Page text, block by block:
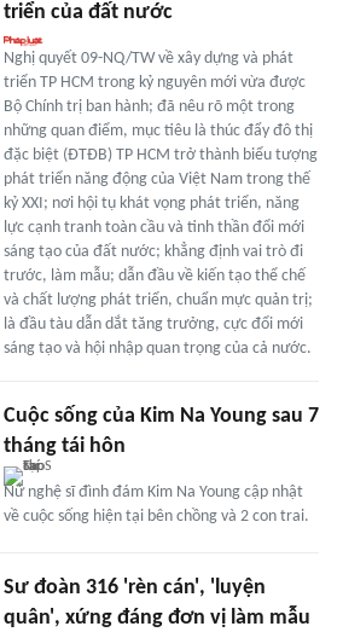
triển của đất nước
Nghị quyết 09-NQ/TW về xây dựng và phát
triển TP HCM trong kỷ nguyên mới vừa được
Bộ Chính trị ban hành; đã nêu rõ một trong
những quan điểm, mục tiêu là thúc đẩy đô thị
đặc biệt (ĐTĐB) TP HCM trở thành biểu tượng
phát triển năng động của Việt Nam trong thế
kỷ XXI; nơi hội tụ khát vọng phát triển, năng
lực cạnh tranh toàn cầu và tinh thần đổi mới
sáng tạo của đất nước; khẳng định vai trò đi
trước, làm mẫu; dẫn đầu về kiến tạo thể chế
và chất lượng phát triển, chuẩn mực quản trị;
là đầu tàu dẫn dắt tăng trưởng, cực đổi mới
sáng tạo và hội nhập quan trọng của cả nước.
Cuộc sống của Kim Na Young sau 7
tháng tái hôn
Nữ nghệ sĩ đình đám Kim Na Young cập nhật
về cuộc sống hiện tại bên chồng và 2 con trai.
Sư đoàn 316 'rèn cán', 'luyện
quân', xứng đáng đơn vị làm mẫu